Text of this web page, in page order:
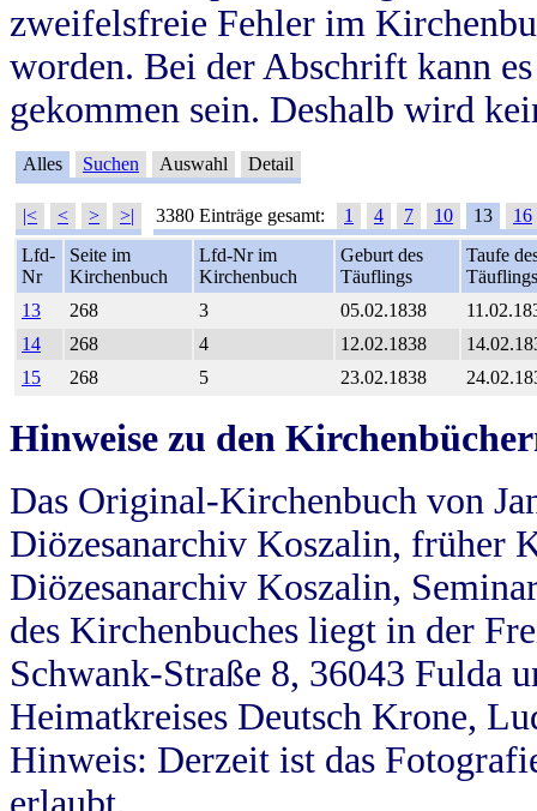
zweifelsfreie Fehler im
worden. Bei der Abschrift kann
gekommen sein. Deshalb wird
Alles Suchen Auswahl Detail
|< < > >| 3380 Einträge gesamt: 1 4 7 10 13
16
Lfd-
Nr
Seite im
Kirchenbuch
Lfd-Nr im
Kirchenbuch
Geburt des
Täuflings
Taufe
Täuflings
13
268 3 05.02.1838
14
268 4 12.02.1838
15
268 5 23.02.1838
Hinweise zu den
Das Original-Kirchenbuch von
Diözesanarchiv Koszalin, früher
Diözesanarchiv Koszalin,
des Kirchenbuches liegt in der
Schwank-Straße 8, 36043 Fulda
Heimatkreises Deutsch Krone,
Hinweis: Derzeit ist das